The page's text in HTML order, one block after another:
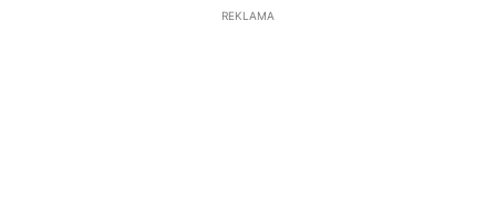
REKLAMA